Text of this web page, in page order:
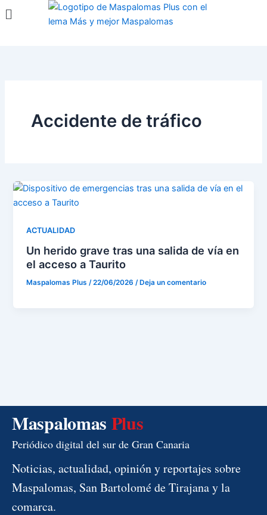
Menú
Accidente de tráfico
ACTUALIDAD
Un herido grave tras una salida de vía en
el acceso a Taurito
Maspalomas Plus/22/06/2026/ Deja un comentario
Maspalomas Plus
Periódico digital del sur de Gran Canaria
Noticias, actualidad, opinión y reportajes sobre
Maspalomas, San Bartolomé de Tirajana y la
comarca.